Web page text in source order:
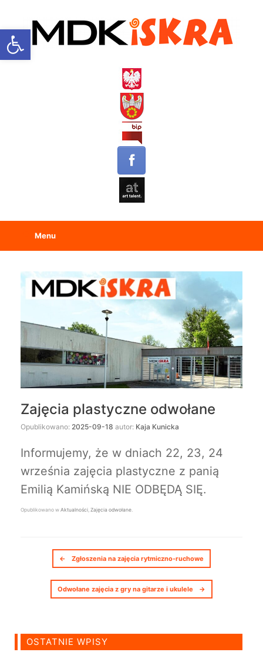
Open toolbar
Menu
Zajęcia plastyczne odwołane
Opublikowano: 2025-09-18 autor: Kaja Kunicka
Informujemy, że w dniach 22, 23, 24
września zajęcia plastyczne z panią
Emilią Kamińską NIE ODBĘDĄ SIĘ.
Opublikowano w Aktualności, Zajęcia odwołane.
Nawigacja postów
← Zgłoszenia na zajęcia rytmiczno-ruchowe
Odwołane zajęcia z gry na gitarze i ukulele →
OSTATNIE WPISY